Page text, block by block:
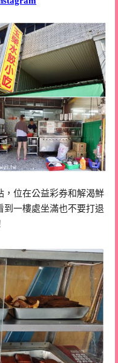
，位在公益彩券和解渴鮮
到一樓處坐滿也不要打退